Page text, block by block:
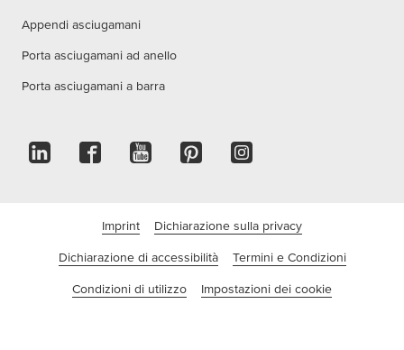
Appendi asciugamani
Porta asciugamani ad anello
Porta asciugamani a barra
Imprint Dichiarazione sulla privacy
Dichiarazione di accessibilità Termini e Condizioni
Condizioni di utilizzo Impostazioni dei cookie